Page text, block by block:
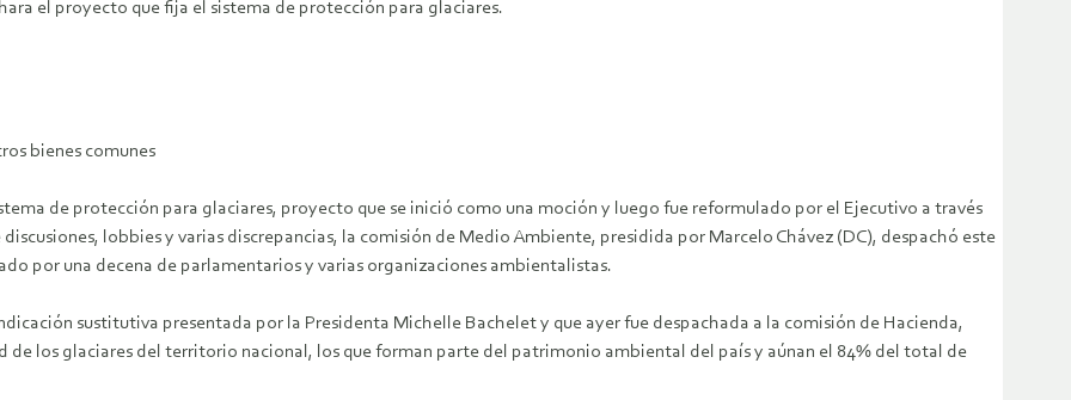
el proyecto que fija el sistema de protección para glaciares.
bienes comunes
de protección para glaciares, proyecto que se inició como una moción y luego fue reformulado por el Ejecutivo a través
lobbies y varias discrepancias, la comisión de Medio Ambiente, presidida por Marcelo Chávez (DC), despachó este
por una decena de parlamentarios y varias organizaciones ambientalistas.
sustitutiva presentada por la Presidenta Michelle Bachelet y que ayer fue despachada a la comisión de Hacienda,
los glaciares del territorio nacional, los que forman parte del patrimonio ambiental del país y aúnan el 84% del total de